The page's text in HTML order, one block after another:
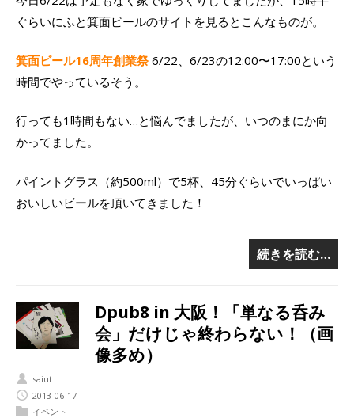
ぐらいにふと箕面ビールのサイトを見るとこんなものが。
箕面ビール16周年創業祭 6/22、6/23の12:00〜17:00という
時間でやっているそう。
行っても1時間もない…と悩んでましたが、いつのまにか向
かってました。
パイントグラス（約500ml）で5杯、45分ぐらいでいっぱい
おいしいビールを頂いてきました！
続きを読む…
Dpub8 in 大阪！「単なる呑み
会」だけじゃ終わらない！（画
像多め）
saiut
2013-06-17
イベント